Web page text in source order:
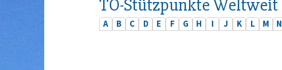
TO-Stützpunkte Weltweit
A B C D E F G H I J K L M N